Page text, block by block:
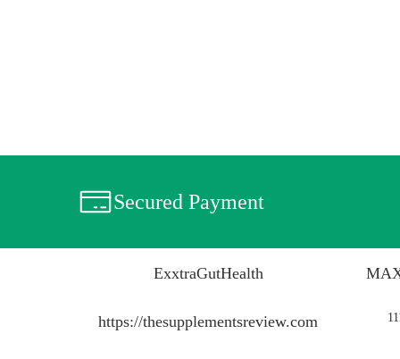
Secured Payment
ExxtraGutHealth
https://thesupplementsreview.com